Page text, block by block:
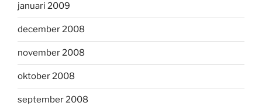
januari 2009
december 2008
november 2008
oktober 2008
september 2008